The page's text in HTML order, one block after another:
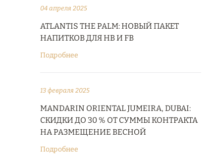
04 апреля 2025
ATLANTIS THE PALM: НОВЫЙ ПАКЕТ
НАПИТКОВ ДЛЯ HB И FB
Подробнее
13 февраля 2025
MANDARIN ORIENTAL JUMEIRA, DUBAI:
СКИДКИ ДО 30 % ОТ СУММЫ КОНТРАКТА
НА РАЗМЕЩЕНИЕ ВЕСНОЙ
Подробнее